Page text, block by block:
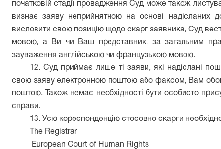
початковій стадії провадження Суд може також
визнає заяву неприйнятною на основі надісланих
висловити свою позицію щодо скарг заявника, Суд
мовою, а Ви чи Ваш представник, за загальним
зауваження англійською чи французькою мовою.
12. Суд приймає лише ті заяви, які надіслані
свою заяву електронною поштою або факсом, Вам
поштою. Також немає необхідності бути особисто
справи.
13. Усю кореспонденцію стосовно скарги
The Registrar
European Court of Human Rights